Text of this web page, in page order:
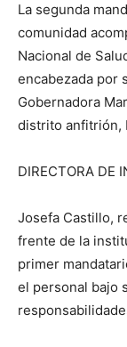
La segunda
comunidad
Nacional de
encabezada por
Gobernadora
distrito anfitrión,
DIRECTORA DE
Josefa Castillo,
frente de la
primer
el personal bajo